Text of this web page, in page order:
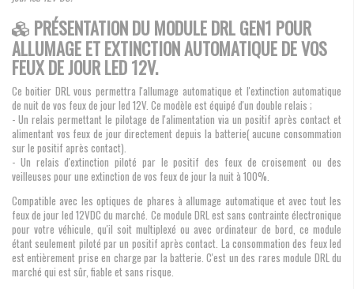
PRÉSENTATION DU MODULE DRL GEN1 POUR
ALLUMAGE ET EXTINCTION AUTOMATIQUE DE VOS
FEUX DE JOUR LED 12V.
Ce boitier DRL vous permettra l'allumage automatique et l'extinction automatique
de nuit de vos feux de jour led 12V. Ce modèle est équipé d'un double relais ;
- Un relais permettant le pilotage de l'alimentation via un positif après contact et
alimentant vos feux de jour directement depuis la batterie( aucune consommation
sur le positif après contact).
- Un relais d'extinction piloté par le positif des feux de croisement ou des
veilleuses pour une extinction de vos feux de jour la nuit à 100%.
Compatible avec les optiques de phares à allumage automatique et avec tout les
feux de jour led 12VDC du marché. Ce module DRL est sans contrainte électronique
pour votre véhicule, qu'il soit multiplexé ou avec ordinateur de bord, ce module
étant seulement piloté par un positif après contact. La consommation des feux led
est entièrement prise en charge par la batterie. C'est un des rares module DRL du
marché qui est sûr, fiable et sans risque.